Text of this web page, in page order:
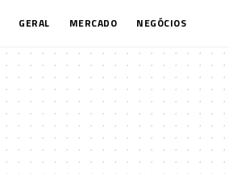
GERAL MERCADO NEGÓCIOS